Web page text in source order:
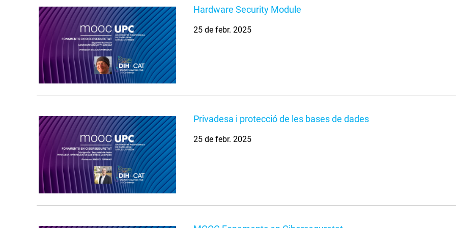
Hardware Security Module
25 de febr. 2025
Privadesa i protecció de les bases de dades
25 de febr. 2025